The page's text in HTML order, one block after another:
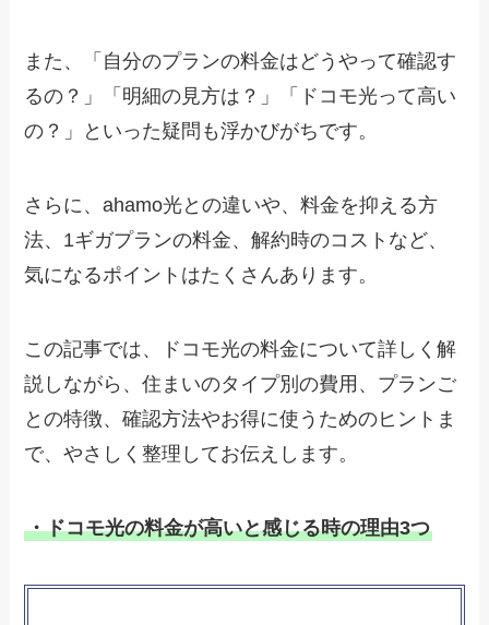
また、「自分のプランの料金はどうやって確認す
るの？」「明細の見方は？」「ドコモ光って高い
の？」といった疑問も浮かびがちです。
さらに、ahamo光との違いや、料金を抑える方
法、1ギガプランの料金、解約時のコストなど、
気になるポイントはたくさんあります。
この記事では、ドコモ光の料金について詳しく解
説しながら、住まいのタイプ別の費用、プランご
との特徴、確認方法やお得に使うためのヒントま
で、やさしく整理してお伝えします。
・ドコモ光の料金が高いと感じる時の理由3つ